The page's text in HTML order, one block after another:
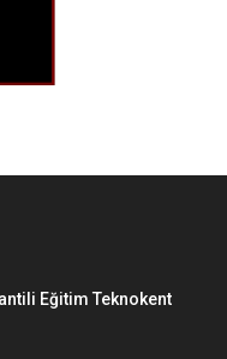
Eğitim Teknokent